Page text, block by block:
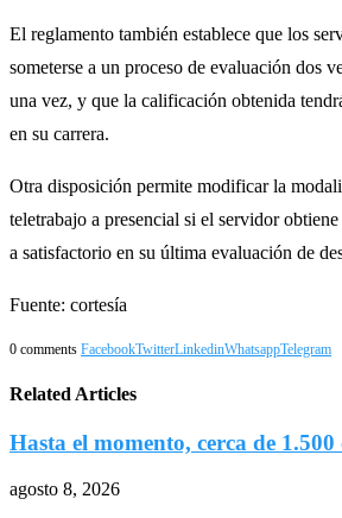
El reglamento también establece que los
someterse a un proceso de evaluación dos
una vez, y que la calificación obtenida
en su carrera.
Otra disposición permite modificar la
teletrabajo a presencial si el servidor
a satisfactorio en su última evaluación de
Fuente: cortesía
0 comments FacebookTwitterLinkedinWhatsappTelegram
Related Articles
Hasta el momento, cerca de
agosto 8, 2026